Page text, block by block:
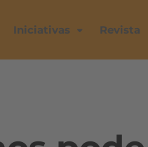
Iniciativas Revista